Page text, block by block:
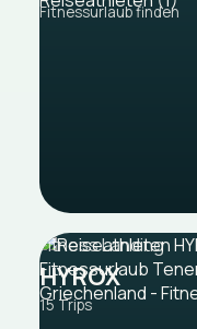
Fitnessurlaub finden
Fitness Landing
HYROX
15 Trips